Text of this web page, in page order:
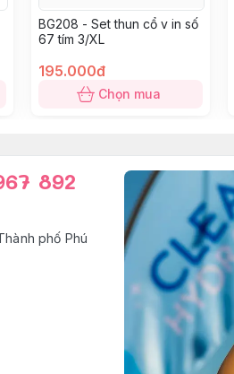
BG208 - Set thun cổ v in số
67 tím 3/XL
195.000đ
Chọn mua
892
phố Phú